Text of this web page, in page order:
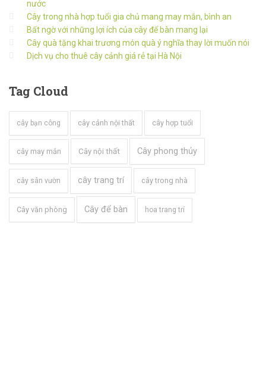
nước
Cây trong nhà hợp tuổi gia chủ mang may mắn, bình an
Bất ngờ với những lợi ích của cây để bàn mang lại
Cây quà tặng khai trương món quà ý nghĩa thay lời muốn nói
Dịch vụ cho thuê cây cảnh giá rẻ tại Hà Nội
Tag Cloud
cây bạn công cây cảnh nội thất cây hợp tuổi
cây may mắn Cây nội thất Cây phong thủy
cây sân vườn cây trang trí cây trong nhà
Cây văn phòng Cây để bàn hoa trang trí